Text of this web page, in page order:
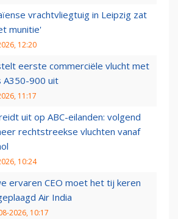
vrachtvliegtuig in Leipzig zat
munitie'
12:20
eerste commerciële vlucht met
A350-900 uit
11:17
uit op ABC-eilanden: volgend
rechtstreekse vluchten vanaf
10:24
ervaren CEO moet het tij keren
Air India
2026, 10:17